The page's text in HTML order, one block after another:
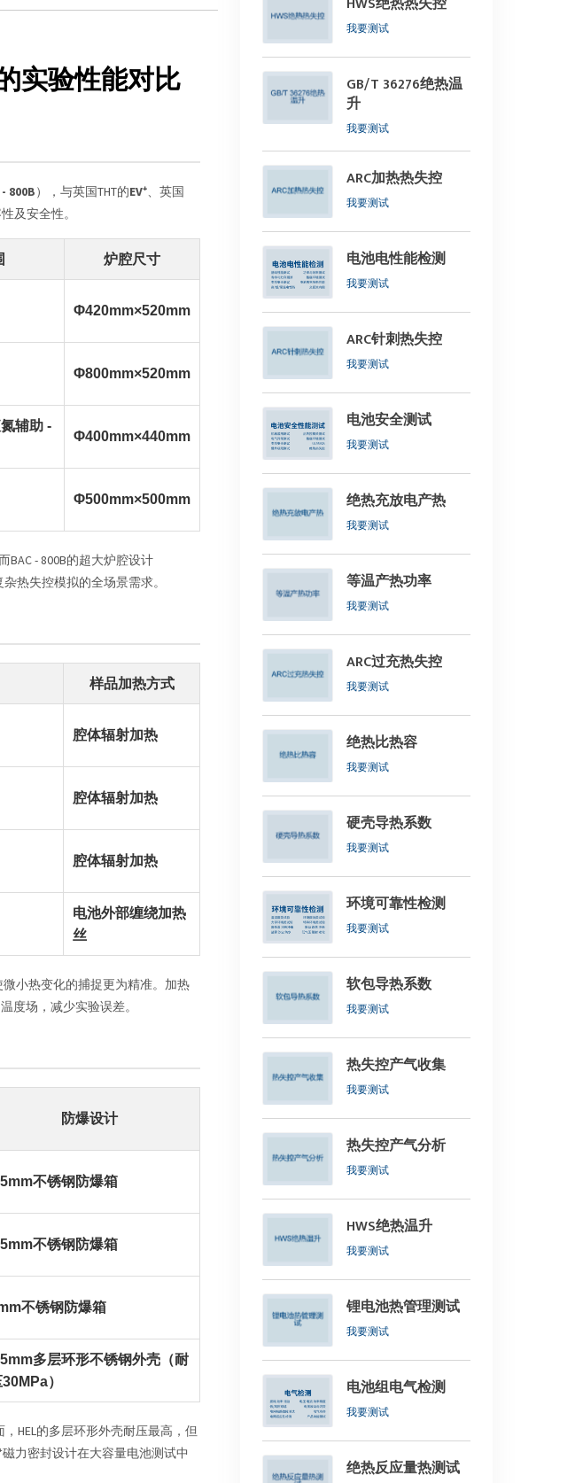
实验性能对比
800B），与英国THT的EV⁺、英国
及安全性。
炉腔尺寸
Φ420mm×520mm
Φ800mm×520mm
辅助 -
Φ400mm×440mm
Φ500mm×500mm
BAC - 800B的超大炉腔设计
热失控模拟的全场景需求。
样品加热方式
腔体辐射加热
腔体辐射加热
腔体辐射加热
电池外部缠绕加热
丝
微小热变化的捕捉更为精准。加热
度场，减少实验误差。
防爆设计
不锈钢防爆箱
不锈钢防爆箱
不锈钢防爆箱
多层环形不锈钢外壳（耐
）
HEL的多层环形外壳耐压最高，但
力密封设计在大容量电池测试中
我要测试
GB/T 36276绝热温
升
我要测试
ARC加热热失控
我要测试
电池电性能检测
我要测试
ARC针刺热失控
我要测试
电池安全测试
我要测试
绝热充放电产热
我要测试
等温产热功率
我要测试
ARC过充热失控
我要测试
绝热比热容
我要测试
硬壳导热系数
我要测试
环境可靠性检测
我要测试
软包导热系数
我要测试
热失控产气收集
我要测试
热失控产气分析
我要测试
HWS绝热温升
我要测试
锂电池热管理测试
我要测试
​电池组电气检测
我要测试
绝热反应量热测试